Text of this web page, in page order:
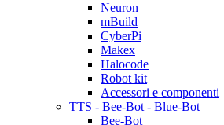
Neuron
mBuild
CyberPi
Makex
Halocode
Robot kit
Accessori e componenti
TTS - Bee-Bot - Blue-Bot
Bee-Bot